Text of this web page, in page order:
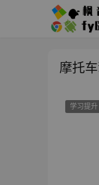
摩托
学习提升